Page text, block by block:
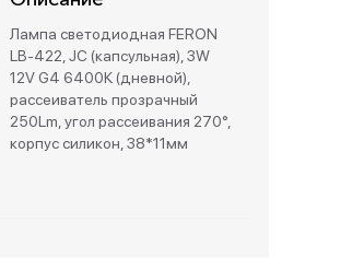
Лампа светодиодная FERON
LB-422, JC (капсульная), 3W
12V G4 6400К (дневной),
рассеиватель прозрачный
250Lm, угол рассеивания 270°,
корпус силикон, 38*11мм